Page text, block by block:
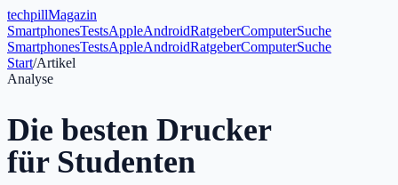
techpillMagazin
SmartphonesTestsAppleAndroidRatgeberComputerSuche
SmartphonesTestsAppleAndroidRatgeberComputerSuche
Start/Artikel
Analyse
Die besten Drucker
für Studenten